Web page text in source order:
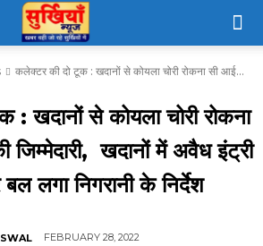
कलेक्टर की दो टूक : खदानों से कोयला चोरी रोकना सी आई...
खदानों से कोयला चोरी रोकना
खदानों में अवैध इंट्री
लगा निगरानी के निर्देश
FEBRUARY 28, 2022